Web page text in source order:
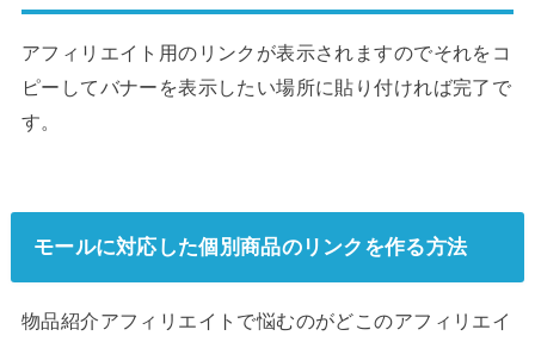
アフィリエイト用のリンクが表示されますのでそれをコ
ピーしてバナーを表示したい場所に貼り付ければ完了で
す。
モールに対応した個別商品のリンクを作る方法
物品紹介アフィリエイトで悩むのがどこのアフィリエイ